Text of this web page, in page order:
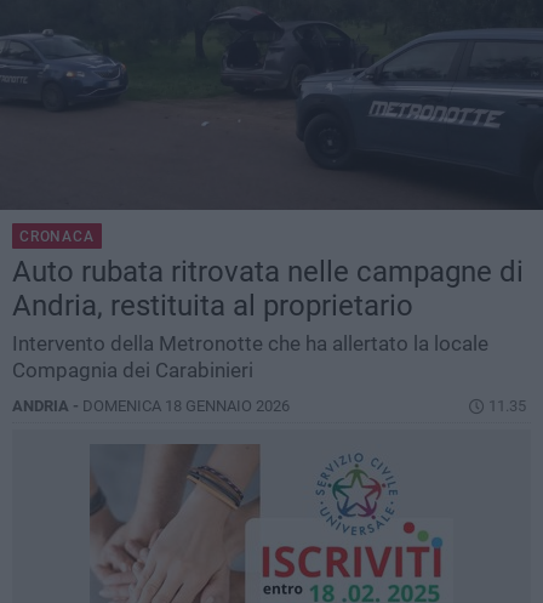
CRONACA
Auto rubata ritrovata nelle campagne di
Andria, restituita al proprietario
Intervento della Metronotte che ha allertato la locale
Compagnia dei Carabinieri
ANDRIA - DOMENICA 18 GENNAIO 2026 11.35